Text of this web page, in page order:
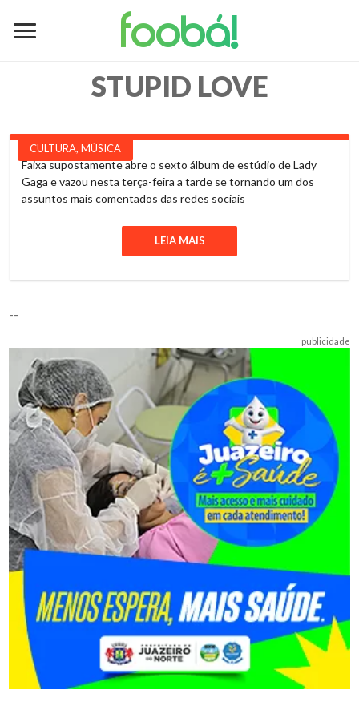
foobá!
STUPID LOVE
CULTURA,MÚSICA
Faixa supostamente abre o sexto álbum de estúdio de Lady
Gaga e vazou nesta terça-feira a tarde se tornando um dos
assuntos mais comentados das redes sociais
LEIA MAIS
--
publicidade